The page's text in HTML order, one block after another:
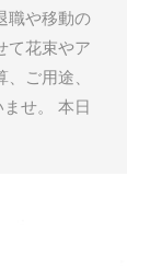
職や移動の
て花束やア
ご用途、
せ。 本日